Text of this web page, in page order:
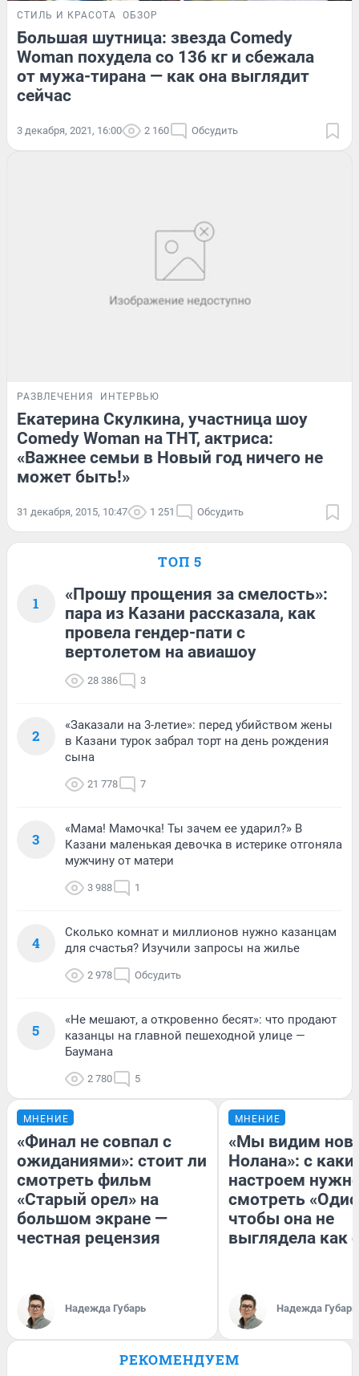
СТИЛЬ И КРАСОТА ОБЗОР
Большая шутница: звезда Comedy
Woman похудела со 136 кг и сбежала
от мужа-тирана — как она выглядит
сейчас
3 декабря, 2021, 16:00 2 160 Обсудить
РАЗВЛЕЧЕНИЯ ИНТЕРВЬЮ
Екатерина Скулкина, участница шоу
Comedy Woman на ТНТ, актриса:
«Важнее семьи в Новый год ничего не
может быть!»
31 декабря, 2015, 10:47 1 251 Обсудить
ТОП 5
1
«Прошу прощения за смелость»:
пара из Казани рассказала, как
провела гендер-пати с
вертолетом на авиашоу
28 386 3
2
«Заказали на 3-летие»: перед убийством жены
в Казани турок забрал торт на день рождения
сына
21 778 7
3
«Мама! Мамочка! Ты зачем ее ударил?» В
Казани маленькая девочка в истерике отгоняла
мужчину от матери
3 988 1
4
Сколько комнат и миллионов нужно казанцам
для счастья? Изучили запросы на жилье
2 978 Обсудить
5
«Не мешают, а откровенно бесят»: что продают
казанцы на главной пешеходной улице —
Баумана
2 780 5
МНЕНИЕ
«Финал не совпал с
ожиданиями»: стоит ли
смотреть фильм
«Старый орел» на
большом экране —
честная рецензия
Надежда Губарь
МНЕНИЕ
«Мы видим
Нолана»: с
настроем
смотреть
чтобы она не
выглядела как
Надежда Губарь
РЕКОМЕНДУЕМ